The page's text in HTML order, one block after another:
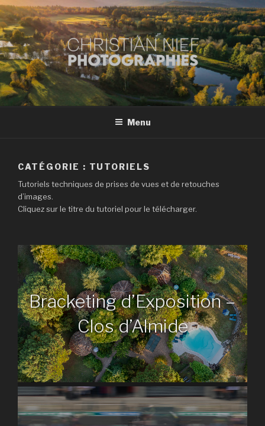
Aller
au
contenu
principal
CHRISTIAN NIEF
PHOTOGRAPHE À
MONTBÉLIARD
Conseils et tutoriels pour prises de vues et post-traitements
Menu
CATÉGORIE : TUTORIELS
Tutoriels techniques de prises de vues et de retouches
d’images.
Cliquez sur le titre du tutoriel pour le télécharger.
Bracketing d’Exposition –
Clos d’Almide